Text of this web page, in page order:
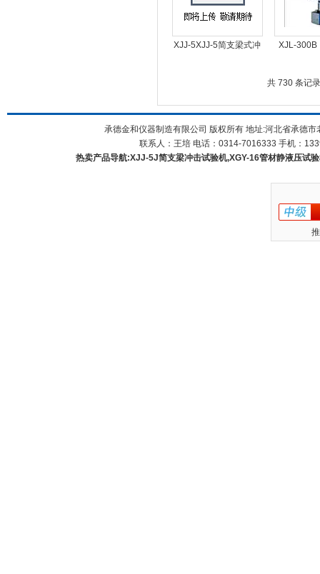
XJJ-5XJJ-5简支梁式冲
XJL-300B
试
共 730 条记
承德金和仪器制造有限公司 版权所有 地址:河北省承德市
联系人：王培 电话：0314-7016333 手机：
热卖产品导航:XJJ-5J简支梁冲击试验机,XGY-16管材静液压试